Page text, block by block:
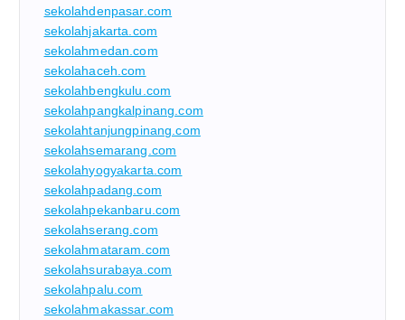
sekolahdenpasar.com
sekolahjakarta.com
sekolahmedan.com
sekolahaceh.com
sekolahbengkulu.com
sekolahpangkalpinang.com
sekolahtanjungpinang.com
sekolahsemarang.com
sekolahyogyakarta.com
sekolahpadang.com
sekolahpekanbaru.com
sekolahserang.com
sekolahmataram.com
sekolahsurabaya.com
sekolahpalu.com
sekolahmakassar.com